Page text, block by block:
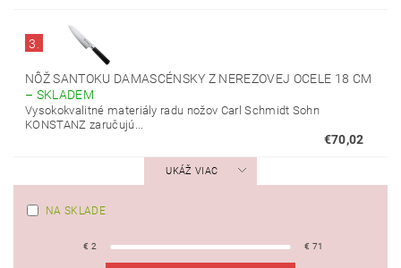
3.
NÔŽ SANTOKU DAMASCÉNSKY Z NEREZOVEJ OCELE 18 CM
– SKLADEM
Vysokokvalitné materiály radu nožov Carl Schmidt Sohn
KONSTANZ zaručujú...
€70,02
UKÁŽ VIAC
NA SKLADE
€ 2 € 71